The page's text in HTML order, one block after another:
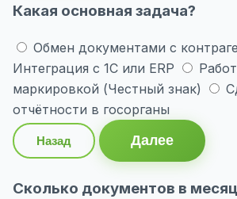
Какая основная задача?
Обмен документами с
Интеграция с 1С или ERP
маркировкой (Честный знак)
отчётности в госорганы
Назад Далее
Сколько документов в